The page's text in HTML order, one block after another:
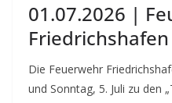
01.07.2026 |
Die Feuerwehr
und Sonntag, 5. Juli zu den